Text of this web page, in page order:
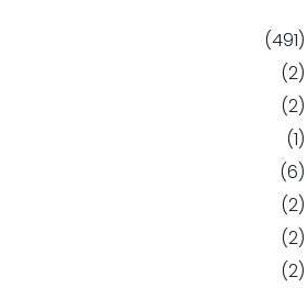
(491)
(2)
(2)
(1)
(6)
(2)
(2)
(2)